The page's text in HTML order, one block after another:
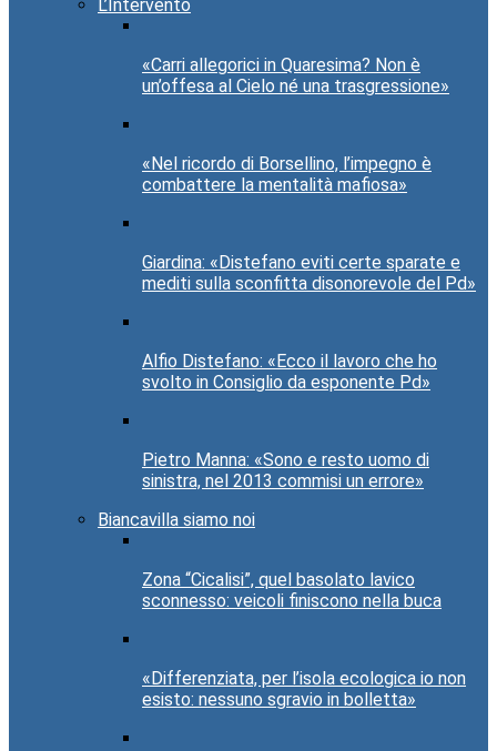
L’Intervento
«Carri allegorici in Quaresima? Non è
un’offesa al Cielo né una trasgressione»
«Nel ricordo di Borsellino, l’impegno è
combattere la mentalità mafiosa»
Giardina: «Distefano eviti certe sparate e
mediti sulla sconfitta disonorevole del Pd»
Alfio Distefano: «Ecco il lavoro che ho
svolto in Consiglio da esponente Pd»
Pietro Manna: «Sono e resto uomo di
sinistra, nel 2013 commisi un errore»
Biancavilla siamo noi
Zona “Cicalisi”, quel basolato lavico
sconnesso: veicoli finiscono nella buca
«Differenziata, per l’isola ecologica io non
esisto: nessuno sgravio in bolletta»